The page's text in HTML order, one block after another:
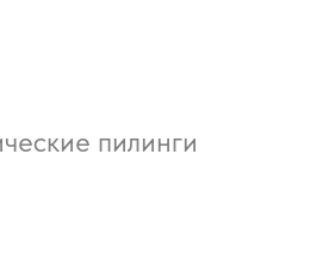
пилинги